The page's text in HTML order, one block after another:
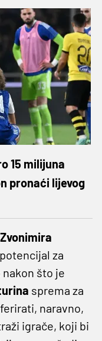
15 milijuna
pronaći lijevog
Zvonimira
za
nakon što je
sprema za
naravno,
igrače, koji bi